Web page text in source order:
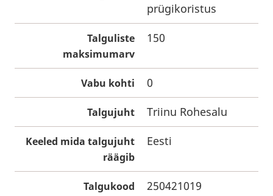
prügikoristus
Talguliste
maksimumarv
150
Vabu kohti 0
Talgujuht Triinu Rohesalu
Keeled mida talgujuht
räägib
Eesti
Talgukood 250421019